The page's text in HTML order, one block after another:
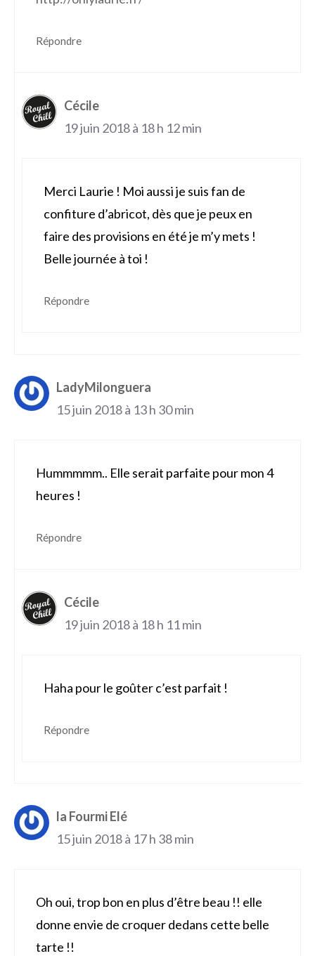
Répondre
Cécile
19 juin 2018 à 18 h 12 min
Merci Laurie ! Moi aussi je suis fan de
confiture d’abricot, dès que je peux en
faire des provisions en été je m’y mets !
Belle journée à toi !
Répondre
LadyMilonguera
15 juin 2018 à 13 h 30 min
Hummmmm.. Elle serait parfaite pour mon 4
heures !
Répondre
Cécile
19 juin 2018 à 18 h 11 min
Haha pour le goûter c’est parfait !
Répondre
la Fourmi Elé
15 juin 2018 à 17 h 38 min
Oh oui, trop bon en plus d’être beau !! elle
donne envie de croquer dedans cette belle
tarte !!